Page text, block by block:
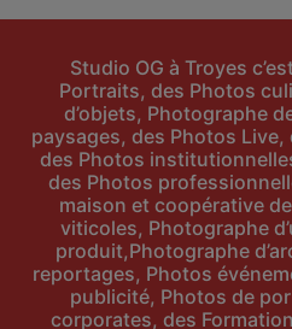
Studio OG à Troyes
Portraits, des Photos
d’objets, Photographe
paysages, des Photos
des Photos
des Photos
maison et coopérative
viticoles, Photographe
produit,Photographe
reportages, Photos
publicité, Photos de
corporates, des